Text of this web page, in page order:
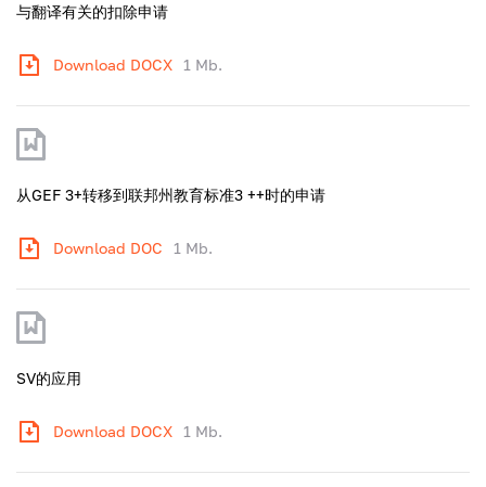
与翻译有关的扣除申请
Download DOCX 1 Mb.
从GEF 3+转移到联邦州教育标准3 ++时的申请
Download DOC 1 Mb.
SV的应用
Download DOCX 1 Mb.